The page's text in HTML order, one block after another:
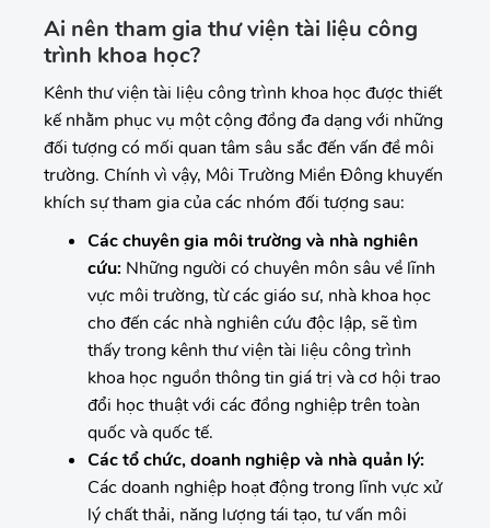
Ai nên tham gia thư viện tài liệu công
trình khoa học?
Kênh thư viện tài liệu công trình khoa học được thiết
kế nhằm phục vụ một cộng đồng đa dạng với những
đối tượng có mối quan tâm sâu sắc đến vấn đề môi
trường. Chính vì vậy, Môi Trường Miền Đông khuyến
khích sự tham gia của các nhóm đối tượng sau:
Các chuyên gia môi trường và nhà nghiên
cứu: Những người có chuyên môn sâu về lĩnh
vực môi trường, từ các giáo sư, nhà khoa học
cho đến các nhà nghiên cứu độc lập, sẽ tìm
thấy trong kênh thư viện tài liệu công trình
khoa học nguồn thông tin giá trị và cơ hội trao
đổi học thuật với các đồng nghiệp trên toàn
quốc và quốc tế.
Các tổ chức, doanh nghiệp và nhà quản lý:
Các doanh nghiệp hoạt động trong lĩnh vực xử
lý chất thải, năng lượng tái tạo, tư vấn môi